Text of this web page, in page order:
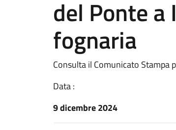
del Ponte
fognaria
Consulta il Comunicato Stampa
Data :
9 dicembre 2024